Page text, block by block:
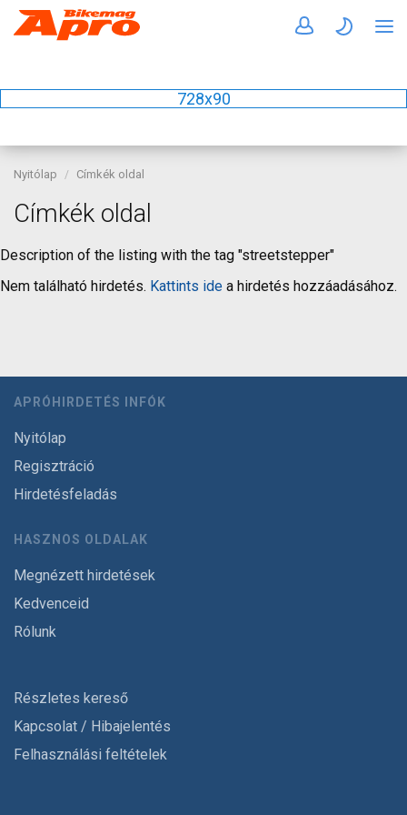
728x90
Nyitólap Címkék oldal
Címkék oldal
Description of the listing with the tag "streetstepper"
Nem található hirdetés. Kattints ide a hirdetés hozzáadásához.
APRÓHIRDETÉS INFÓK
Nyitólap
Regisztráció
Hirdetésfeladás
HASZNOS OLDALAK
Megnézett hirdetések
Kedvenceid
Rólunk
Részletes kereső
Kapcsolat / Hibajelentés
Felhasználási feltételek